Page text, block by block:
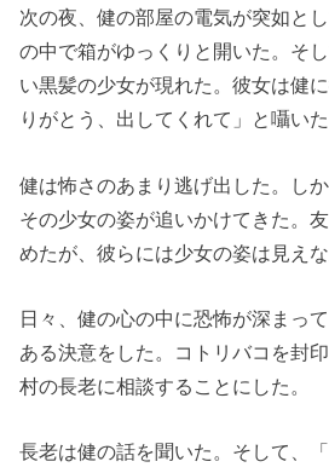
次の夜、健の部屋の電気が突如と
の中で箱がゆっくりと開いた。そ
い黒髪の少女が現れた。彼女は健
りがとう、出してくれて」と囁いた
健は怖さのあまり逃げ出した。し
その少女の姿が追いかけてきた。
めたが、彼らには少女の姿は見えな
日々、健の心の中に恐怖が深まっ
ある決意をした。コトリバコを封
村の長老に相談することにした。
長老は健の話を聞いた。そして、